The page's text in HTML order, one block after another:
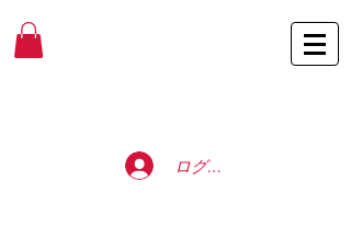
ログイン